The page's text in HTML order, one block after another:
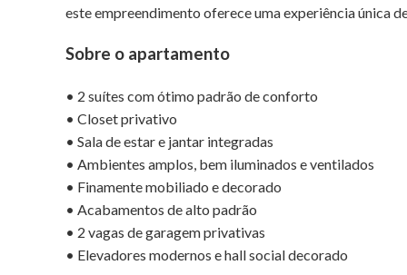
este empreendimento oferece uma experiência única
Sobre o apartamento
• 2 suítes com ótimo padrão de conforto
• Closet privativo
• Sala de estar e jantar integradas
• Ambientes amplos, bem iluminados e ventilados
• Finamente mobiliado e decorado
• Acabamentos de alto padrão
• 2 vagas de garagem privativas
• Elevadores modernos e hall social decorado